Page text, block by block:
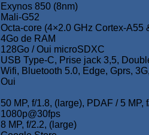
Exynos 850 (8nm)
Mali-G52
Octa-core (4×2.0 GHz Cortex-A55
4Go de RAM
128Go / Oui microSDXC
USB Type-C, Prise jack 3,5,
Wifi, Bluetooth 5.0, Edge, Gprs,
Oui
50 MP, f/1.8, (large), PDAF / 5 MP,
1080p@30fps
8 MP, f/2.2, (large)